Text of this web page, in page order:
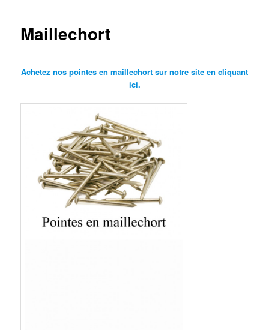
Maillechort
Achetez nos pointes en maillechort sur notre site en cliquant
ici.